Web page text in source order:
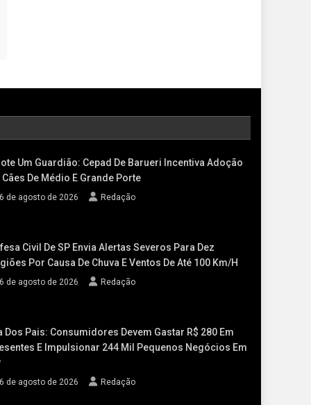
Um Guardião: Cepad De Barueri Incentiva Adoção
Cães De Médio E Grande Porte
de agosto de 2026 Redação
Civil De SP Envia Alertas Severos Para Dez
Por Causa De Chuva E Ventos De Até 100 Km/h
de agosto de 2026 Redação
Dos Pais: Consumidores Devem Gastar R$ 280 Em
E Impulsionar 244 Mil Pequenos Negócios Em
de agosto de 2026 Redação